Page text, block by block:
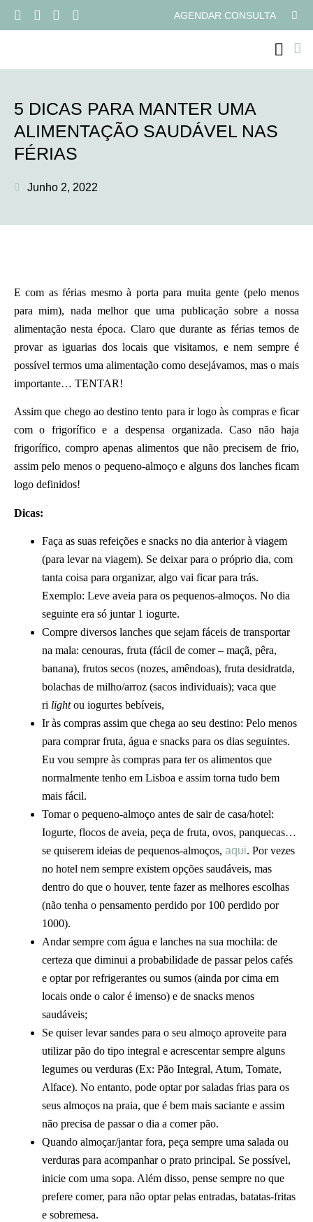
AGENDAR CONSULTA
5 DICAS PARA MANTER UMA
ALIMENTAÇÃO SAUDÁVEL NAS
FÉRIAS
Junho 2, 2022
E com as férias mesmo à porta para muita gente (pelo menos
para mim), nada melhor que uma publicação sobre a nossa
alimentação nesta época. Claro que durante as férias temos de
provar as iguarias dos locais que visitamos, e nem sempre é
possível termos uma alimentação como desejávamos, mas o mais
importante… TENTAR!
Assim que chego ao destino tento para ir logo às compras e ficar
com o frigorífico e a despensa organizada. Caso não haja
frigorífico, compro apenas alimentos que não precisem de frio,
assim pelo menos o pequeno-almoço e alguns dos lanches ficam
logo definidos!
Dicas:
Faça as suas refeições e snacks no dia anterior à viagem
(para levar na viagem). Se deixar para o próprio dia, com
tanta coisa para organizar, algo vai ficar para trás.
Exemplo: Leve aveia para os pequenos-almoços. No dia
seguinte era só juntar 1 iogurte.
Compre diversos lanches que sejam fáceis de transportar
na mala: cenouras, fruta (fácil de comer – maçã, pêra,
banana), frutos secos (nozes, amêndoas), fruta desidratda,
bolachas de milho/arroz (sacos individuais); vaca que
ri lightou iogurtes bebíveis,
Ir às compras assim que chega ao seu destino: Pelo menos
para comprar fruta, água e snacks para os dias seguintes.
Eu vou sempre às compras para ter os alimentos que
normalmente tenho em Lisboa e assim torna tudo bem
mais fácil.
Tomar o pequeno-almoço antes de sair de casa/hotel:
Iogurte, flocos de aveia, peça de fruta, ovos, panquecas…
se quiserem ideias de pequenos-almoços, aqui. Por vezes
no hotel nem sempre existem opções saudáveis, mas
dentro do que o houver, tente fazer as melhores escolhas
(não tenha o pensamento perdido por 100 perdido por
1000).
Andar sempre com água e lanches na sua mochila: de
certeza que diminui a probabilidade de passar pelos cafés
e optar por refrigerantes ou sumos (ainda por cima em
locais onde o calor é imenso) e de snacks menos
saudáveis;
Se quiser levar sandes para o seu almoço aproveite para
utilizar pão do tipo integral e acrescentar sempre alguns
legumes ou verduras (Ex: Pão Integral, Atum, Tomate,
Alface). No entanto, pode optar por saladas frias para os
seus almoços na praia, que é bem mais saciante e assim
não precisa de passar o dia a comer pão.
Quando almoçar/jantar fora, peça sempre uma salada ou
verduras para acompanhar o prato principal. Se possível,
inicie com uma sopa. Além disso, pense sempre no que
prefere comer, para não optar pelas entradas, batatas-fritas
e sobremesa.